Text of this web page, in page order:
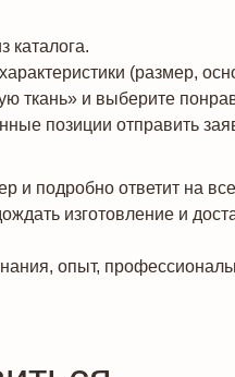
каталога.
(размер,
ткань» и выберите
позиции отправить
подробно ответит на
изготовление и
опыт,